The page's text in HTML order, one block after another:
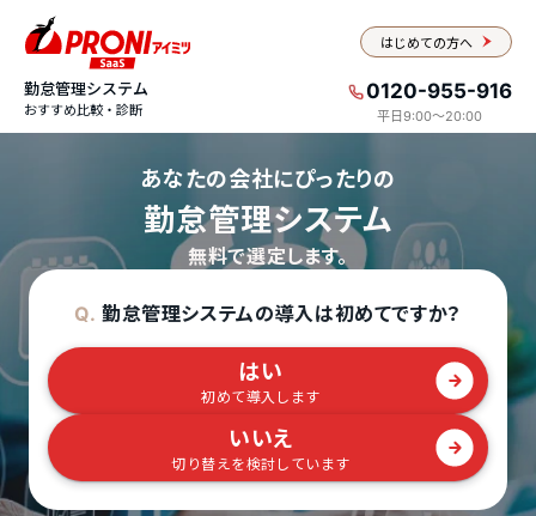
はじめての方へ
勤怠管理システム
おすすめ比較・診断
0120-955-916
平日9:00〜20:00
あなたの会社にぴったりの
勤怠管理システム
無料で選定します。
Q. 勤怠管理システムの導入は初めてですか？
はい
初めて導入します
いいえ
切り替えを検討しています